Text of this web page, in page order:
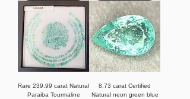
Rare 239.99 carat Natural
Paraiba Tourmaline
8.73 carat Certified
Natural neon green blue